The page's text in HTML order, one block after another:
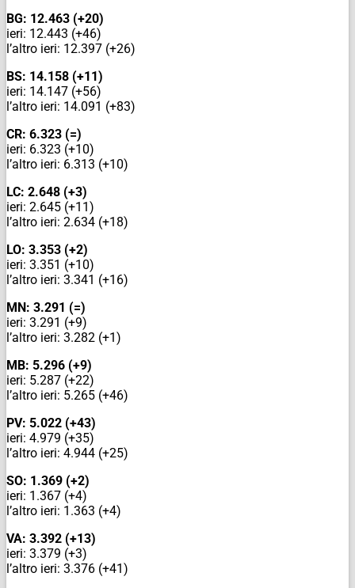
BG: 12.463 (+20)
ieri: 12.443 (+46)
l’altro ieri: 12.397 (+26)
BS: 14.158 (+11)
ieri: 14.147 (+56)
l’altro ieri: 14.091 (+83)
CR: 6.323 (=)
ieri: 6.323 (+10)
l’altro ieri: 6.313 (+10)
LC: 2.648 (+3)
ieri: 2.645 (+11)
l’altro ieri: 2.634 (+18)
LO: 3.353 (+2)
ieri: 3.351 (+10)
l’altro ieri: 3.341 (+16)
MN: 3.291 (=)
ieri: 3.291 (+9)
l’altro ieri: 3.282 (+1)
MB: 5.296 (+9)
ieri: 5.287 (+22)
l’altro ieri: 5.265 (+46)
PV: 5.022 (+43)
ieri: 4.979 (+35)
l’altro ieri: 4.944 (+25)
SO: 1.369 (+2)
ieri: 1.367 (+4)
l’altro ieri: 1.363 (+4)
VA: 3.392 (+13)
ieri: 3.379 (+3)
l’altro ieri: 3.376 (+41)